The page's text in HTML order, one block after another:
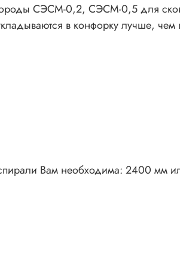
СЭСМ-0,2, СЭСМ-0,5 для
в конфорку лучше,
спирали Вам необходима: 2400 мм